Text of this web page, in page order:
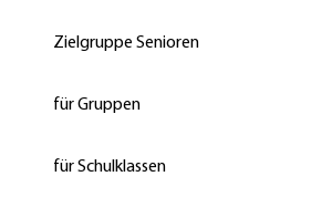
Zielgruppe Senioren
für Gruppen
für Schulklassen